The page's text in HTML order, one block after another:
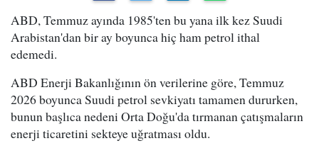
ABD, Temmuz ayında 1985'ten bu yana ilk kez Suudi
Arabistan'dan bir ay boyunca hiç ham petrol ithal
edemedi.
ABD Enerji Bakanlığının ön verilerine göre, Temmuz
2026 boyunca Suudi petrol sevkiyatı tamamen dururken,
bunun başlıca nedeni Orta Doğu'da tırmanan çatışmaların
enerji ticaretini sekteye uğratması oldu.